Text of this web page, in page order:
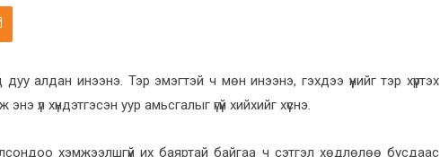
дуу алдан инээнэ. Тэр эмэгтэй ч мөн инээнэ, гэхдээ үүнийг тэр хүртэх
үл хүндэтгэсэн уур амьсгалыг үгүй хийхийг хүснэ.
хэмжээлшгүй их баяртай байгаа ч сэтгэл хөдлөлөө бусдаас